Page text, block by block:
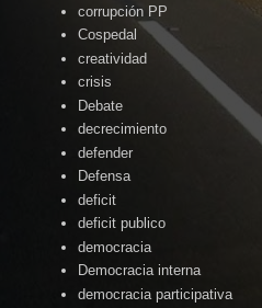
corrupción PP
Cospedal
creatividad
crisis
Debate
decrecimiento
defender
Defensa
deficit
deficit publico
democracia
Democracia interna
democracia participativa